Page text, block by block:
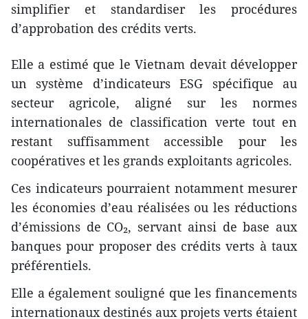
simplifier et standardiser les procédures
d’approbation des crédits verts.
Elle a estimé que le Vietnam devait développer
un système d’indicateurs ESG spécifique au
secteur agricole, aligné sur les normes
internationales de classification verte tout en
restant suffisamment accessible pour les
coopératives et les grands exploitants agricoles.
Ces indicateurs pourraient notamment mesurer
les économies d’eau réalisées ou les réductions
d’émissions de CO₂, servant ainsi de base aux
banques pour proposer des crédits verts à taux
préférentiels.
Elle a également souligné que les financements
internationaux destinés aux projets verts étaient